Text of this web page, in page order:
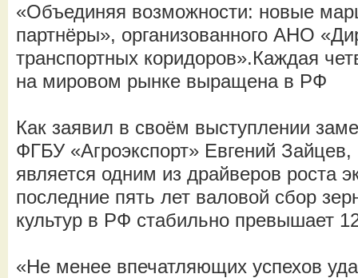
«Объединяя возможности: новые
партнёры», организованного АНО
транспортных коридоров».Каждая
на мировом рынке выращена в РФ
Как заявил в своём выступлении
ФГБУ «Агроэкспорт» Евгений Зайцев,
является одним из драйверов роста
последние пять лет валовой сбор
культур в РФ стабильно превышает
«Не менее впечатляющих успехов